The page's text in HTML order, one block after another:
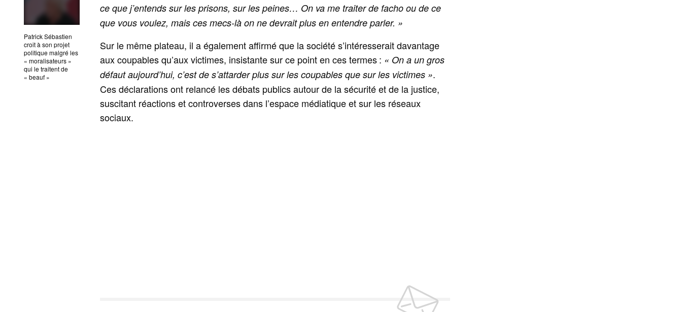
Patrick Sébastien
croit à son projet
politique malgré les
« moralisateurs »
qui le traitent de
« beauf »
ce que j’entends sur les prisons, sur les peines… On va me traiter de facho ou de ce
que vous voulez, mais ces mecs-là on ne devrait plus en entendre parler. »
Sur le même plateau, il a également affirmé que la société s’intéresserait davantage
aux coupables qu’aux victimes, insistante sur ce point en ces termes : « On a un gros
défaut aujourd’hui, c’est de s’attarder plus sur les coupables que sur les victimes ».
Ces déclarations ont relancé les débats publics autour de la sécurité et de la justice,
suscitant réactions et controverses dans l’espace médiatique et sur les réseaux
sociaux.